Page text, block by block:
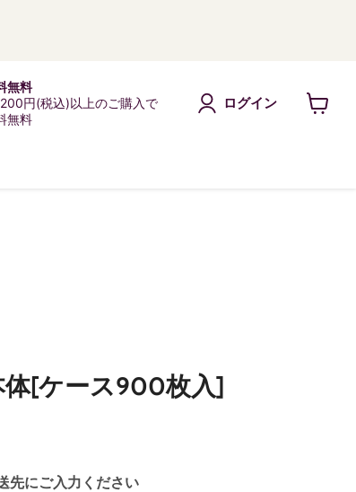
無料
円(税込)以上のご購入で
無料
ログイン
体[ケース900枚入]
先にご入力ください